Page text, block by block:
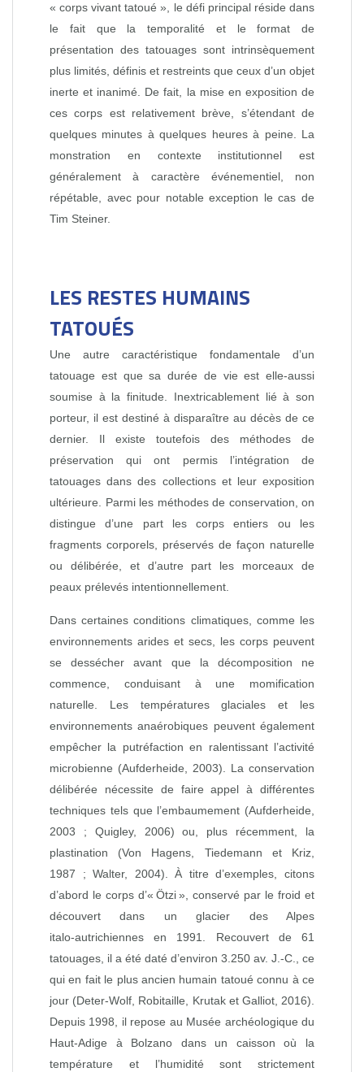
« corps vivant tatoué », le défi principal réside dans
le fait que la temporalité et le format de
présentation des tatouages sont intrinsèquement
plus limités, définis et restreints que ceux d’un objet
inerte et inanimé. De fait, la mise en exposition de
ces corps est relativement brève, s’étendant de
quelques minutes à quelques heures à peine. La
monstration en contexte institutionnel est
généralement à caractère événementiel, non
répétable, avec pour notable exception le cas de
Tim Steiner.
LES RESTES HUMAINS
TATOUÉS
Une autre caractéristique fondamentale d’un
tatouage est que sa durée de vie est elle‑aussi
soumise à la finitude. Inextricablement lié à son
porteur, il est destiné à disparaître au décès de ce
dernier. Il existe toutefois des méthodes de
préservation qui ont permis l’intégration de
tatouages dans des collections et leur exposition
ultérieure. Parmi les méthodes de conservation, on
distingue d’une part les corps entiers ou les
fragments corporels, préservés de façon naturelle
ou délibérée, et d’autre part les morceaux de
peaux prélevés intentionnellement.
Dans certaines conditions climatiques, comme les
environnements arides et secs, les corps peuvent
se dessécher avant que la décomposition ne
commence, conduisant à une momification
naturelle. Les températures glaciales et les
environnements anaérobiques peuvent également
empêcher la putréfaction en ralentissant l’activité
microbienne (Aufderheide, 2003). La conservation
délibérée nécessite de faire appel à différentes
techniques tels que l’embaumement (Aufderheide,
2003 ; Quigley, 2006) ou, plus récemment, la
plastination (Von Hagens, Tiedemann et Kriz,
1987 ; Walter, 2004). À titre d’exemples, citons
d’abord le corps d’« Ötzi », conservé par le froid et
découvert dans un glacier des Alpes
italo‑autrichiennes en 1991. Recouvert de 61
tatouages, il a été daté d’environ 3.250 av. J.‑C., ce
qui en fait le plus ancien humain tatoué connu à ce
jour (Deter‑Wolf, Robitaille, Krutak et Galliot, 2016).
Depuis 1998, il repose au Musée archéologique du
Haut‑Adige à Bolzano dans un caisson où la
température et l’humidité sont strictement